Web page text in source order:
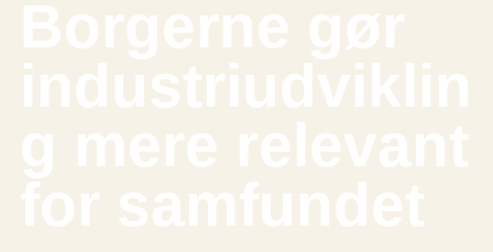
Borgerne gør
industriudviklin
g mere relevant
for samfundet